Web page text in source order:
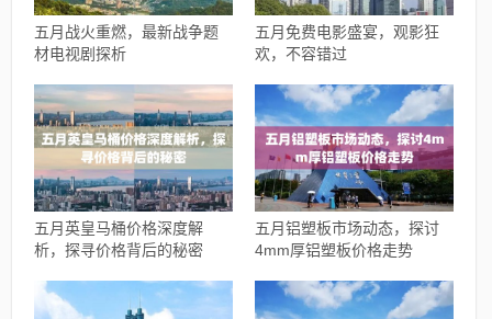
五月战火重燃，最新战争题
材电视剧探析
五月免费电影盛宴，观影狂
欢，不容错过
五月英皇马桶价格深度解
析，探寻价格背后的秘密
五月铝塑板市场动态，探讨
4mm厚铝塑板价格走势